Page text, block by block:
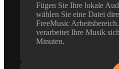
Fügen Sie Ihre lokale
wählen Sie eine Datei
FreeMusic
verarbeitet Ihre Musik
Minuten.